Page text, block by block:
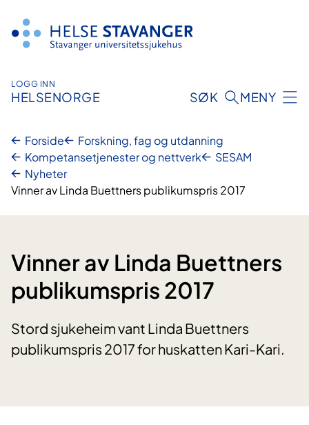
innhold
LOGG INN
HELSENORGE SØK MENY
Forside
Forskning, fag og utdanning
Kompetansetjenester og nettverk
SESAM
Nyheter
Vinner av Linda Buettners publikumspris 2017
Vinner av Linda Buettners
publikumspris 2017
Stord sjukeheim vant Linda Buettners
publikumspris 2017 for huskatten Kari-Kari.